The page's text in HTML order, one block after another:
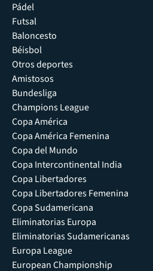
Pádel
Futsal
Baloncesto
Béisbol
Otros deportes
Amistosos
Bundesliga
Champions League
Copa América
Copa América Femenina
Copa del Mundo
Copa Intercontinental India
Copa Libertadores
Copa Libertadores Femenina
Copa Sudamericana
Eliminatorias Europa
Eliminatorias Sudamericanas
Europa League
European Championship